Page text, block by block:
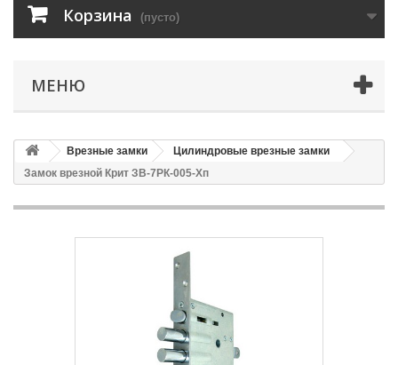
Корзина (пусто)
МЕНЮ
Врезные замки
Цилиндровые врезные замки
Замок врезной Крит ЗВ-7РК-005-Хп